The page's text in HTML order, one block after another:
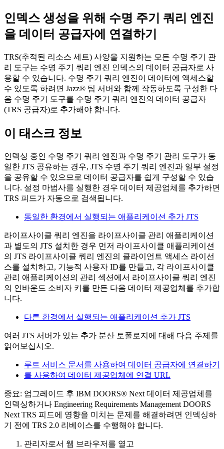
인덱스 생성을 위해 수명 주기 쿼리 엔진
을 데이터 공급자에 연결하기
TRS(추적된 리소스 세트) 사양을 지원하는 모든 수명 주기 관
리 도구는 수명 주기 쿼리 엔진 인덱스의 데이터 공급자로 사
용할 수 있습니다. 수명 주기 쿼리 엔진이
데이터에 액세스할
수 있도록 하려면 Jazz® 팀 서버와 함께 작동하도록 구성한 다
음 수명 주기 도구를 수명 주기 쿼리 엔진의 데이터 공급자
(TRS 공급자)로 추가해야 합니다.
이 태스크 정보
인덱싱 중인 수명 주기 쿼리 엔진과 수명 주기 관리 도구가 동
일한 JTS 공유하는 경우, JTS 수명 주기 쿼리 엔진과 일부 설정
을 공유할 수 있으므로 데이터 공급자를 쉽게 구성할 수 있습
니다. 설정 마법사를 실행한 경우 데이터 제공업체를 추가하면
TRS 피드가 자동으로 검색됩니다.
동일한 환경에서 실행되는 애플리케이션 추가 JTS
라이프사이클 쿼리 엔진을 라이프사이클 관리 애플리케이션
과 별도의 JTS 설치한 경우 먼저 라이프사이클 애플리케이션
의 JTS 라이프사이클 쿼리 엔진의 클라이언트 액세스 라이선
스를 설치하고, 기능적 사용자 ID를 만들고, 각 라이프사이클
관리 애플리케이션의 관리 섹션에서 라이프사이클 쿼리 엔진
의 인바운드 소비자 키를 만든 다음 데이터 제공업체를 추가합
니다.
다른 환경에서 실행되는 애플리케이션 추가 JTS
여러 JTS 서버가 있는 추가 분산 토폴로지에 대해 다음 주제를
읽어보십시오.
루트 서비스 문서를 사용하여 데이터 공급자에 연결하기
를 사용하여 데이터 제공업체에 연결 URL
중요: 업그레이드 후 IBM DOORS® Next 데이터 제공업체를
인덱싱하거나 Engineering Requirements Management DOORS
Next TRS 피드에 영향을 미치는 문제를 해결하려면 인덱싱하
기 전에 TRS 2.0 리베이스를 수행해야 합니다.
관리자로서 웹 브라우저를 열고